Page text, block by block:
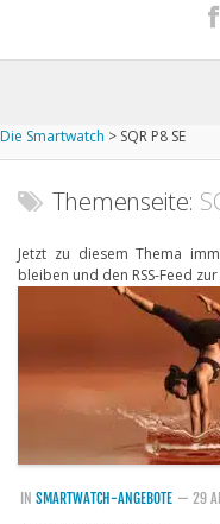
iPhone kaufen
Startseite
Aktuelle
Marken und Modelle
BASE
o2
Die Smartwatch > SQR P8 SE
Themenseite:
Jetzt zu diesem Thema
bleiben und den RSS-Feed
IN SMARTWATCH-ANGEBOTE — 29